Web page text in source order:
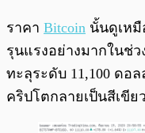
ราคา Bitcoin นั้นดูเห
รุนแรงอย่างมากในช่
ทะลุระดับ 11,100 ดอ
คริปโตกลายเป็นสีเขียว